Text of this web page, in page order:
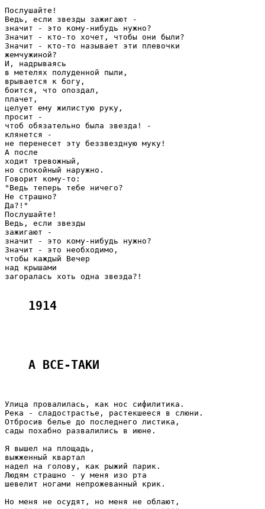
Послушайте!
Ведь, если звезды зажигают -
значит - это кому-нибудь нужно?
Значит - кто-то хочет, чтобы они были?
Значит - кто-то называет эти плевочки
жемчужиной?
И, надрываясь
в метелях полуденной пыли,
врывается к богу,
боится, что опоздал,
плачет,
целует ему жилистую руку,
просит -
чтоб обязательно была звезда! -
клянется -
не перенесет эту беззвездную муку!
А после
ходит тревожный,
но спокойный наружно.
Говорит кому-то:
"Ведь теперь тебе ничего?
Не страшно?
Да?!"
Послушайте!
Ведь, если звезды
зажигают -
значит - это кому-нибудь нужно?
Значит - это необходимо,
чтобы каждый Вечер
над крышами
загоралась хоть одна звезда?!
1914
А ВСЕ-ТАКИ
Улица провалилась, как нос сифилитика.
Река - сладострастье, растекшееся в слюни.
Отбросив белье до последнего листика,
сады похабно развалились в июне.
Я вышел на площадь,
выжженный квартал
надел на голову, как рыжий парик.
Людям страшно - у меня изо рта
шевелит ногами непрожеванный крик.
Но меня не осудят, но меня не облают,